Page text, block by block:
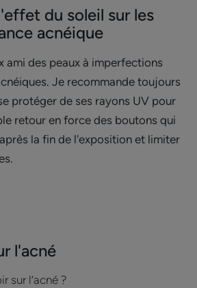
1 mois après l'arrêt de
du soleil sur les
acnéique
ami des peaux à imperfections
Je recommande toujours
protéger de ses rayons UV pour
retour en force des boutons qui
la fin de l'exposition et limiter
l'acné
sur l’acné ?